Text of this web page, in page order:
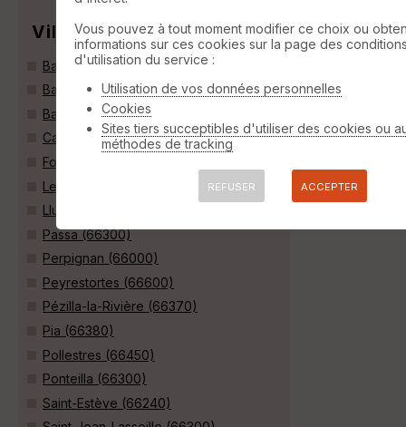
Villes
Bages (66670)
Baho (66540)
Baixas (66390)
Canohès (66680)
Fourques (66300)
Le Soler (66270)
Llupia (66300)
Passa (66300)
Perpignan (66000)
Peyrestortes (66600)
Pézilla-la-Rivière (66370)
Pia (66380)
Pollestres (66450)
Ponteilla (66300)
Saint-Estève (66240)
Vous pouvez à tout moment modifier ce choix ou
informations sur ces cookies sur la page des
d'utilisation du service :
Utilisation de vos données personnelles
Cookies
Sites tiers succeptibles d'utiliser des cookies ou
méthodes de tracking
REFUSER ACCEPTER